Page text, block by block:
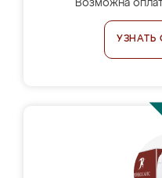
Возможна
УЗНАТЬ